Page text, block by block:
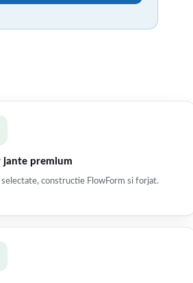
jante premium
selectate, constructie FlowForm si forjat.